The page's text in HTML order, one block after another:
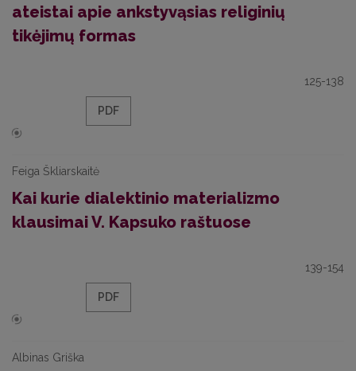
ateistai apie ankstyvąsias religinių
tikėjimų formas
125-138
PDF
Feiga Škliarskaitė
Kai kurie dialektinio materializmo
klausimai V. Kapsuko raštuose
139-154
PDF
Albinas Griška